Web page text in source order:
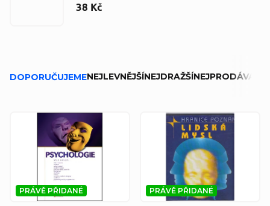
38 Kč
DOPORUČUJEMENEJLEVNĚJŠÍNEJDRAŽŠÍ
Výpis produktů
PRÁVĚ PŘIDANÉ PRÁVĚ PŘIDANÉ